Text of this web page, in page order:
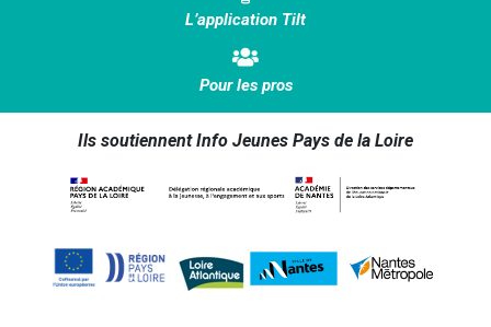
L’application Tilt
Pour les pros
Ils soutiennent Info Jeunes Pays de la Loire